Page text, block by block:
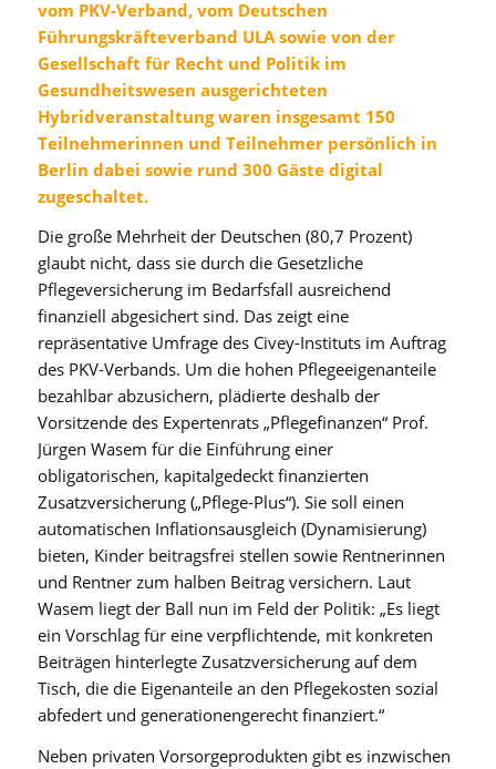
vom PKV-Verband, vom Deutschen
Führungskräfteverband ULA sowie von der
Gesellschaft für Recht und Politik im
Gesundheitswesen ausgerichteten
Hybridveranstaltung waren insgesamt 150
Teilnehmerinnen und Teilnehmer persönlich in
Berlin dabei sowie rund 300 Gäste digital
zugeschaltet.
Die große Mehrheit der Deutschen (80,7 Prozent)
glaubt nicht, dass sie durch die Gesetzliche
Pflegeversicherung im Bedarfsfall ausreichend
finanziell abgesichert sind. Das zeigt eine
repräsentative Umfrage des Civey-Instituts im Auftrag
des PKV-Verbands. Um die hohen Pflegeeigenanteile
bezahlbar abzusichern, plädierte deshalb der
Vorsitzende des Expertenrats „Pflegefinanzen“ Prof.
Jürgen Wasem für die Einführung einer
obligatorischen, kapitalgedeckt finanzierten
Zusatzversicherung („Pflege-Plus“). Sie soll einen
automatischen Inflationsausgleich (Dynamisierung)
bieten, Kinder beitragsfrei stellen sowie Rentnerinnen
und Rentner zum halben Beitrag versichern. Laut
Wasem liegt der Ball nun im Feld der Politik: „Es liegt
ein Vorschlag für eine verpflichtende, mit konkreten
Beiträgen hinterlegte Zusatzversicherung auf dem
Tisch, die die Eigenanteile an den Pflegekosten sozial
abfedert und generationengerecht finanziert.“
Neben privaten Vorsorgeprodukten gibt es inzwischen